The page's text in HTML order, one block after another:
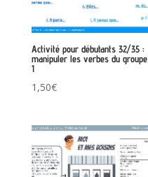
Activité pour débutants 32/35 :
manipuler les verbes du groupe
1
1,50€